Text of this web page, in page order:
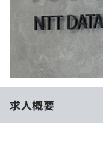
個人向けプラン
法人向けプラン
学校向けプラン
契約内容・クーポン
求人概要